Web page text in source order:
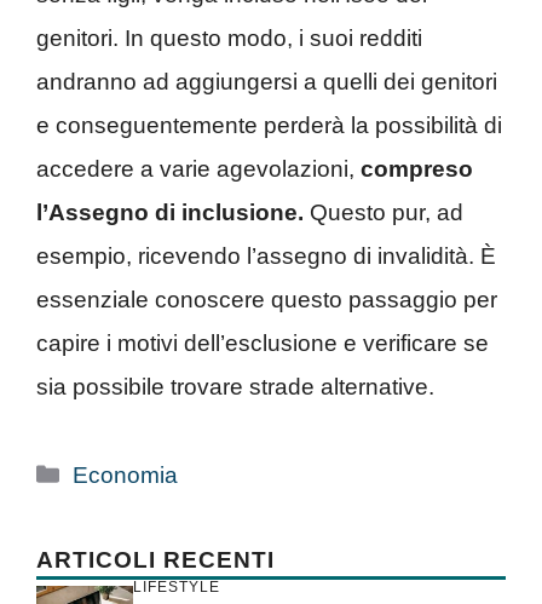
genitori. In questo modo, i suoi redditi
andranno ad aggiungersi a quelli dei genitori
e conseguentemente perderà la possibilità di
accedere a varie agevolazioni, compreso
l’Assegno di inclusione. Questo pur, ad
esempio, ricevendo l’assegno di invalidità. È
essenziale conoscere questo passaggio per
capire i motivi dell’esclusione e verificare se
sia possibile trovare strade alternative.
Categorie
Economia
ARTICOLI RECENTI
LIFESTYLE